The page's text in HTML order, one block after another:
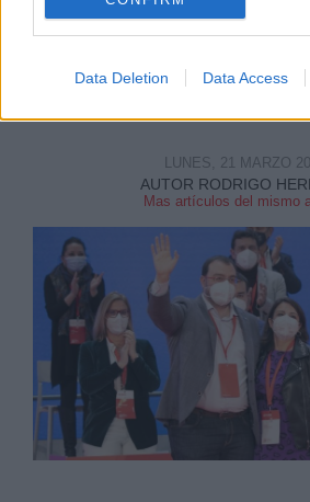
Data Deletion Data Access
estrategia política de la
socialista indicó que España
para intentar dividir a los
AUTOR RODRIGO
Mas artículos del mismo
LUNES, 21 MARZO